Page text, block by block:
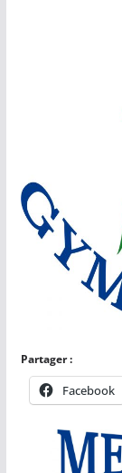
Partager :
Facebook